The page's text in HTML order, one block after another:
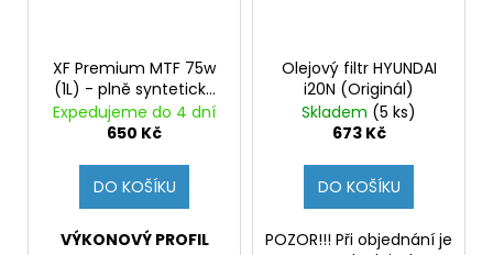
XF Premium MTF 75w
(1L) - plně syntetický
olej pro manuální
převodovky
Expedujeme do 4 dní
650 Kč
DO KOŠÍKU
VÝKONOVÝ PROFIL
Olejový filtr HYUNDAI
i20N (Originál)
Skladem (5 ks)
673 Kč
DO KOŠÍKU
POZOR!!! Při objednání je